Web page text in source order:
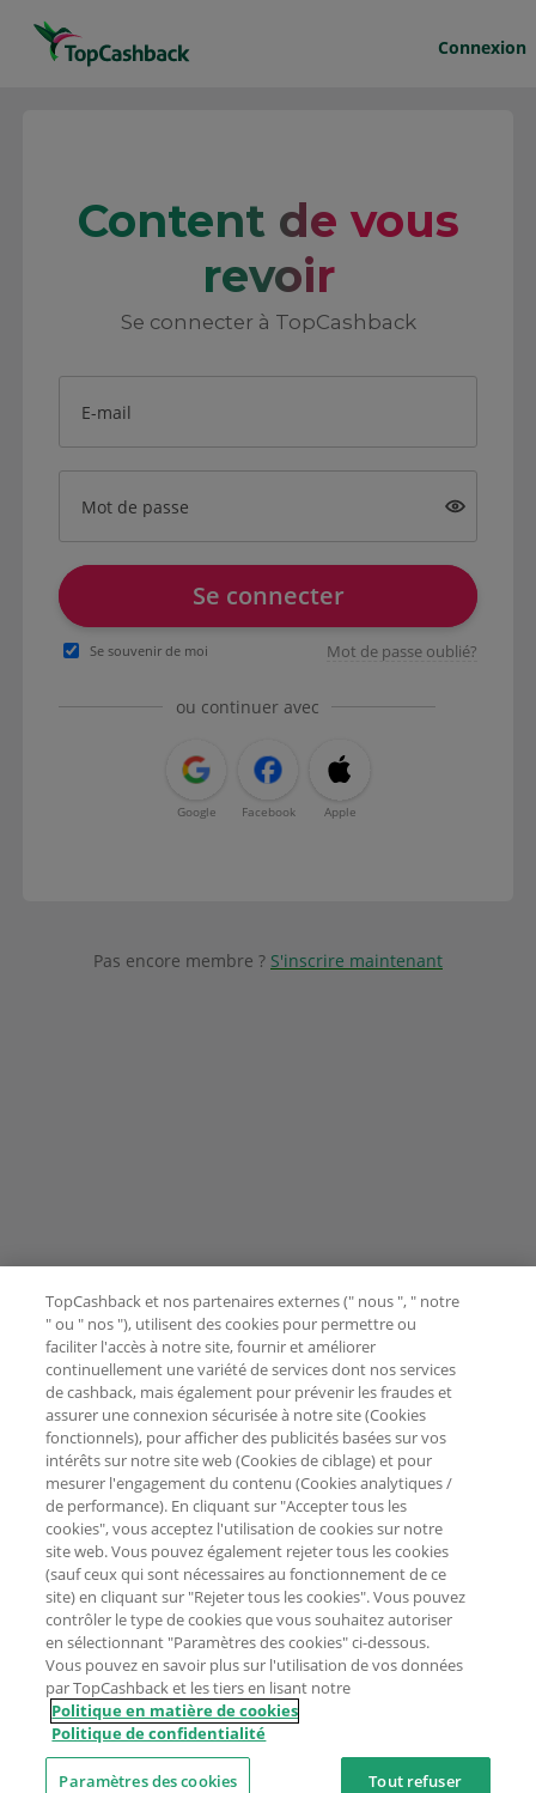
Connexion
Content de vous
revoir
Se connecter à TopCashback
E-mail
Mot de passe
Se connecter
Se souvenir de moi Mot de passe oublié?
ou continuer avec
Google Facebook Apple
Pas encore membre ? S'inscrire maintenant
TopCashback et nos partenaires externes (" nous ", " notre
" ou " nos "), utilisent des cookies pour permettre ou
faciliter l'accès à notre site, fournir et améliorer
continuellement une variété de services dont nos services
de cashback, mais également pour prévenir les fraudes et
assurer une connexion sécurisée à notre site (Cookies
fonctionnels), pour afficher des publicités basées sur vos
intérêts sur notre site web (Cookies de ciblage) et pour
mesurer l'engagement du contenu (Cookies analytiques /
de performance). En cliquant sur "Accepter tous les
cookies", vous acceptez l'utilisation de cookies sur notre
site web. Vous pouvez également rejeter tous les cookies
(sauf ceux qui sont nécessaires au fonctionnement de ce
site) en cliquant sur "Rejeter tous les cookies". Vous pouvez
contrôler le type de cookies que vous souhaitez autoriser
en sélectionnant "Paramètres des cookies" ci-dessous.
Vous pouvez en savoir plus sur l'utilisation de vos données
par TopCashback et les tiers en lisant notre
Politique en matière de cookies
Politique de confidentialité
Paramètres des cookies Tout refuser